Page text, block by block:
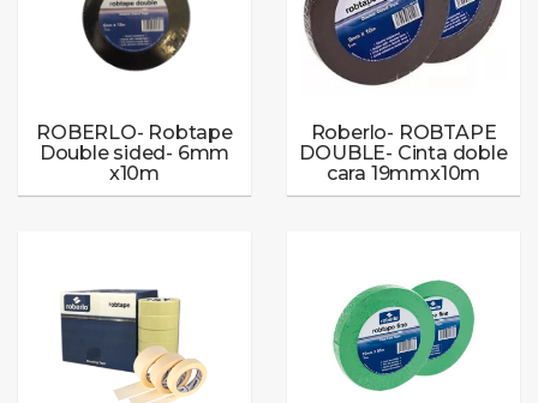
ROBERLO- Robtape
Double sided- 6mm
x10m
Roberlo- ROBTAPE
DOUBLE- Cinta doble
cara 19mmx10m